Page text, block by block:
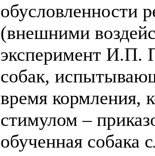
обусловленности
(внешними
эксперимент И.П.
собак,
время кормления,
стимулом –
обученная собака